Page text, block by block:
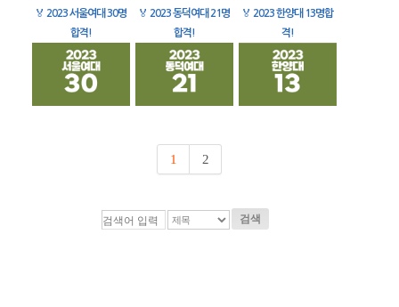
🏅 2023 서울여대 30명
합격!
🏅 2023 동덕여대 21명
합격!
🏅 2023 한양대 13명합
격!
1 2
검색